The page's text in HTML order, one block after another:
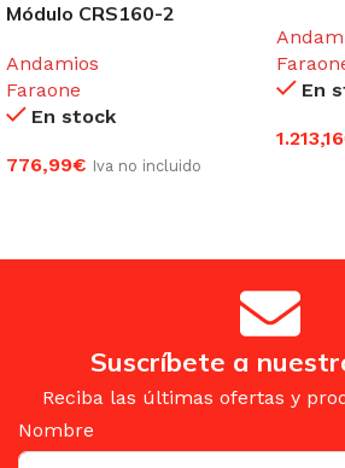
Módulo CRS160-2
Andamios
Faraone
En stock
776,99€ Iva no incluido
En
1.213,16
Suscríbete a
Reciba las últimas ofertas y
Nombre